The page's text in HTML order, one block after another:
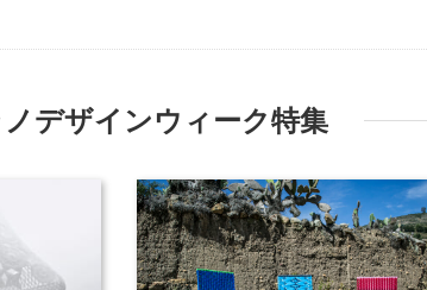
デザインウィーク特集